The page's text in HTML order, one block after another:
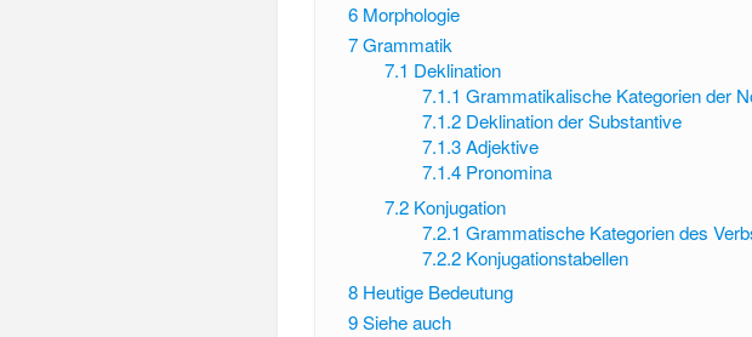
6 Morphologie
7Grammatik
7.1 Deklination
7.1.1 Grammatikalische Kategorien der
7.1.2 Deklination der Substantive
7.1.3 Adjektive
7.1.4 Pronomina
7.2 Konjugation
7.2.1 Grammatische Kategorien des
7.2.2 Konjugationstabellen
8 Heutige Bedeutung
9Siehe auch